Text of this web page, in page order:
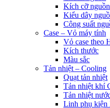
Kích cỡ nguồn
Kiểu dây
Công suất
Case – Vỏ máy tính
Vỏ case theo
Kích thước
Màu sắc
Tản nhiệt – Cooling
Quạt tản nhiệt
Tản nhiệt khí
Tản nhiệt
Linh phụ kiện